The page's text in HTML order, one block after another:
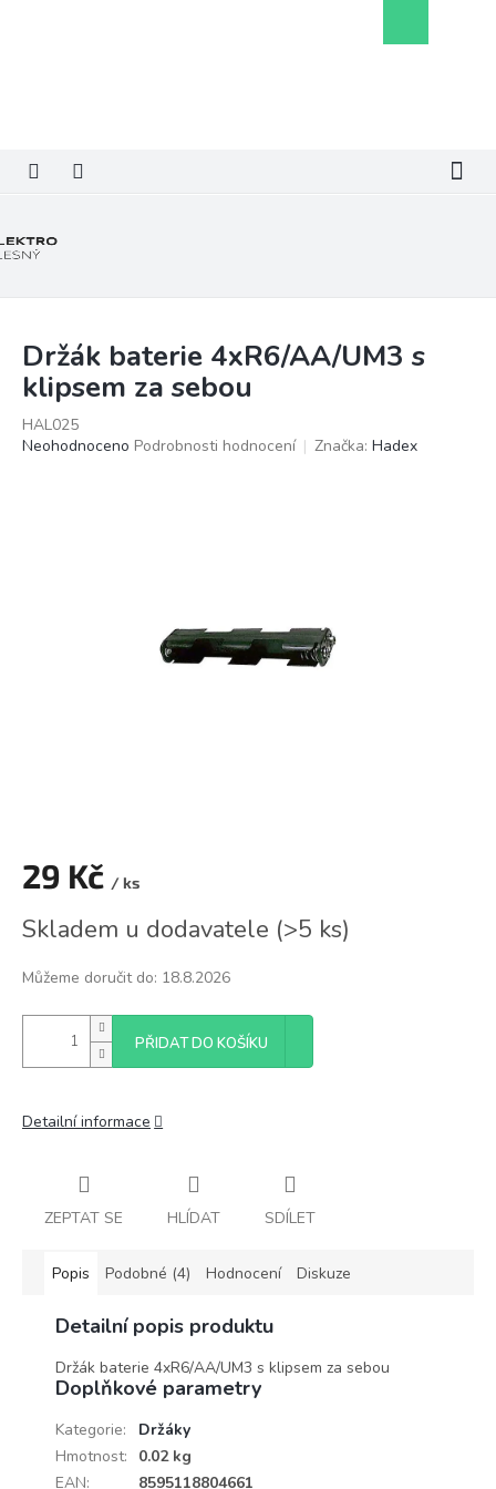
košík
Držák baterie 4xR6/AA/UM3 s
klipsem za sebou
HAL025
Průměrné
Neohodnoceno Podrobnosti hodnocení Značka: Hadex
29 Kč / ks
cena:
Skladem u dodavatele (>5 ks)
Můžeme doručit do: 18.8.2026
PŘIDAT DO KOŠÍKU
Detailní informace
ZEPTAT SE HLÍDAT SDÍLET
Popis Podobné (4) Hodnocení Diskuze
Detailní popis produktu
Držák baterie 4xR6/AA/UM3 s klipsem za sebou
Doplňkové parametry
Kategorie:
Držáky
Hmotnost:
0.02 kg
EAN: 8595118804661